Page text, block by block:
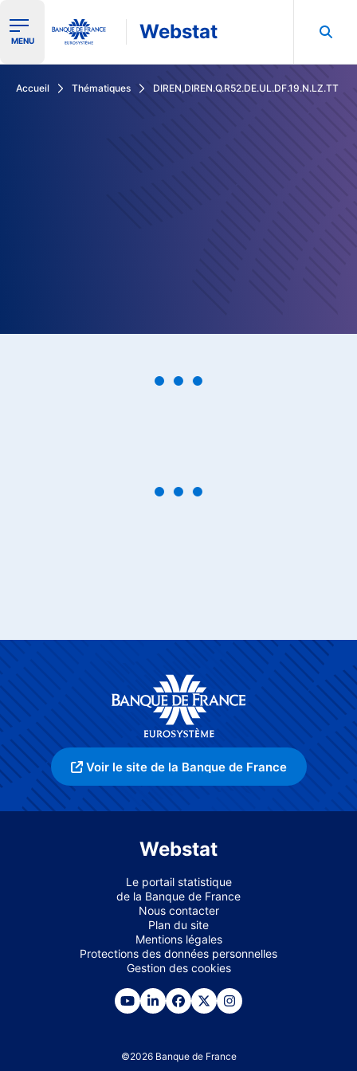
Ouvrir le menu de navigation
MENU Webstat
Accueil Thématiques DIREN,DIREN.Q.R52.DE.UL.DF.19.N.LZ.TT
Voir le site de la Banque de France
Webstat
Le portail statistique
de la Banque de France
Nous contacter
Plan du site
Mentions légales
Protections des données personnelles
Gestion des cookies
©2026 Banque de France